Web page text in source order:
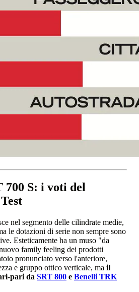
700 S: i voti del
nel segmento delle cilindrate medie,
le dotazioni di serie non sempre sono
Esteticamente ha un muso "da
family feeling dei prodotti
pronunciato verso l'anteriore,
e gruppo ottico verticale, ma il
pari da SRT 800 e Benelli TRK